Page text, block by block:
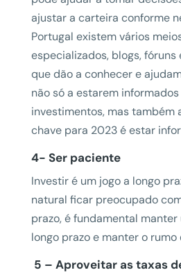
ajustar a carteira conforme
Portugal existem vários
especializados, blogs,
que dão a conhecer e
não só a estarem
investimentos, mas também
chave para 2023 é estar
4- Ser paciente
Investir é um jogo a longo
natural ficar preocupado
prazo, é fundamental
longo prazo e manter o
5 – Aproveitar as taxas